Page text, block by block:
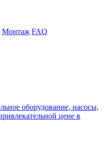
Монтаж FAQ